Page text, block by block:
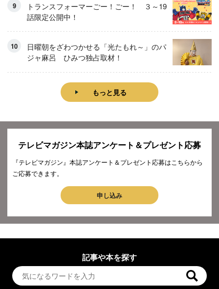
トランスフォーマーごー！ごー！ ３～19
話限定公開中！
日曜朝をざわつかせる「光たもれ～」のパ
ジャ麻呂 ひみつ独占取材！
もっと見る
テレビマガジン本誌アンケート＆プレゼント応募
『テレビマガジン』本誌アンケート＆プレゼント応募はこちらから
ご応募できます。
申し込み
記事や本を探す